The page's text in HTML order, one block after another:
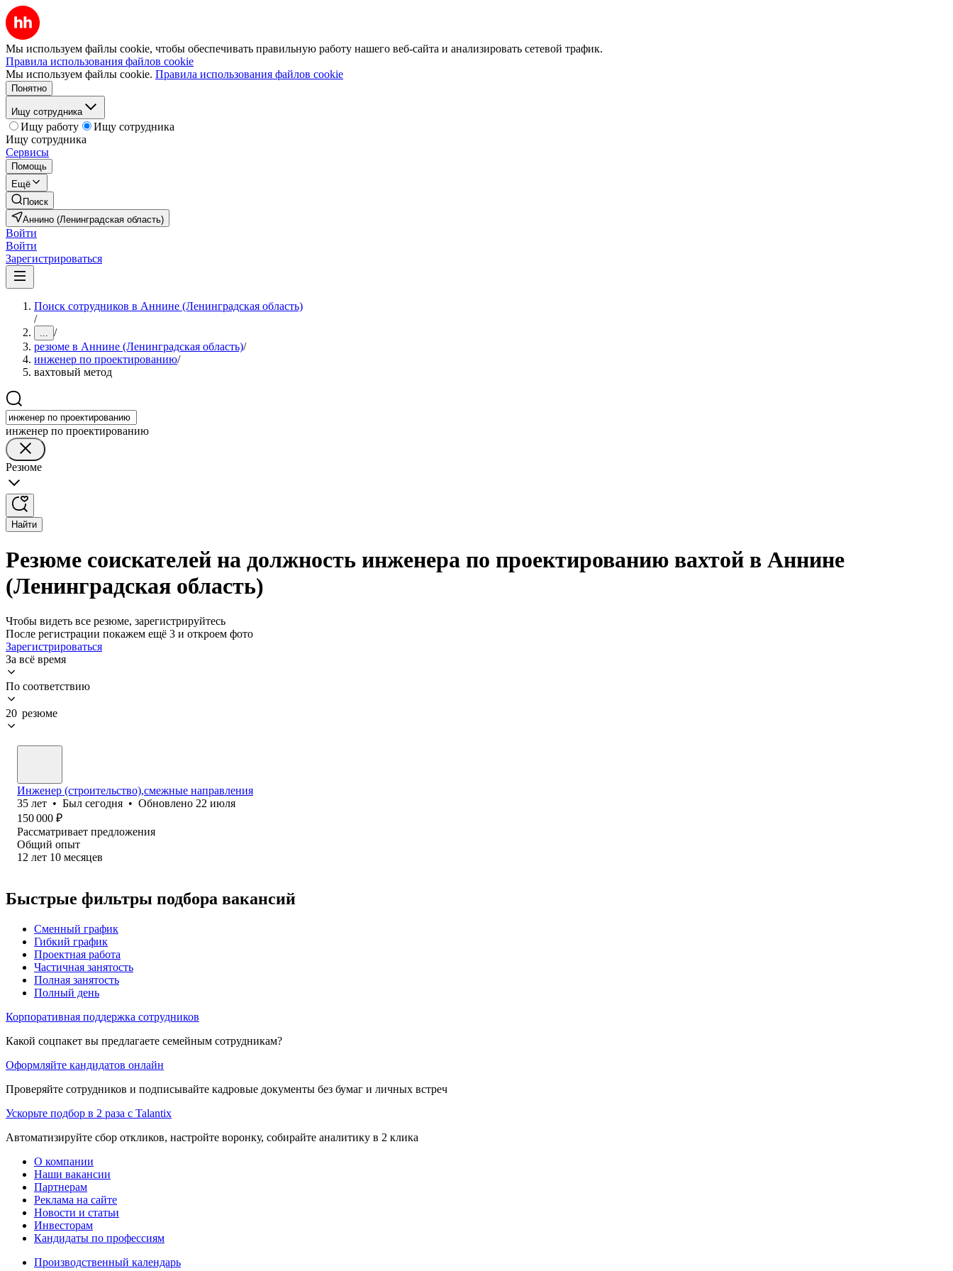
Мы используем файлы cookie, чтобы обеспечивать правильную работу нашего веб-сайта и анализировать сетевой трафик.
Правила использования файлов cookie
Мы используем файлы cookie. Правила использования файлов cookie
Понятно
Ищу сотрудника
Ищу работу
Ищу сотрудника
Ищу сотрудника
Сервисы
Помощь
Ещё
Поиск
Аннино (Ленинградская область)
Войти
Войти
Зарегистрироваться
Поиск сотрудников в Аннине (Ленинградская область)
/
... /
резюме в Аннине (Ленинградская область)/
инженер по проектированию/
вахтовый метод
инженер по проектированию
Резюме
Найти
Резюме соискателей на должность инженера по проектированию вахтой в Аннине
(Ленинградская область)
Чтобы видеть все резюме, зарегистрируйтесь
После регистрации покажем ещё 3 и откроем фото
Зарегистрироваться
За всё время
По соответствию
20 резюме
Инженер (cтроительство),смежные направления
35 лет • Был сегодня • Обновлено 22 июля
150 000 ₽
Рассматривает предложения
Общий опыт
12 лет 10 месяцев
Быстрые фильтры подбора вакансий
Сменный график
Гибкий график
Проектная работа
Частичная занятость
Полная занятость
Полный день
Корпоративная поддержка сотрудников
Какой соцпакет вы предлагаете семейным сотрудникам?
Оформляйте кандидатов онлайн
Проверяйте сотрудников и подписывайте кадровые документы без бумаг и личных встреч
Ускорьте подбор в 2 раза с Talantix
Автоматизируйте сбор откликов, настройте воронку, собирайте аналитику в 2 клика
О компании
Наши вакансии
Партнерам
Реклама на сайте
Новости и статьи
Инвесторам
Кандидаты по профессиям
Производственный календарь